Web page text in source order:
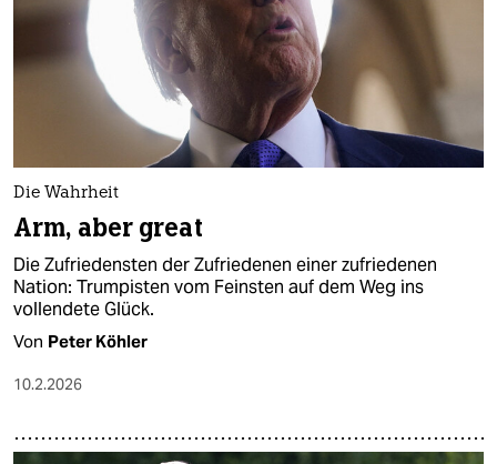
Die Wahrheit
Arm, aber great
Die Zufriedensten der Zufriedenen einer zufriedenen
Nation: Trumpisten vom Feinsten auf dem Weg ins
vollendete Glück.
Von Peter Köhler
10.2.2026